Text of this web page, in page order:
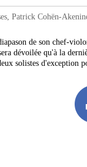
Patrick Cohën-
de son chef-
dévoilée qu'à la
solistes d'exception